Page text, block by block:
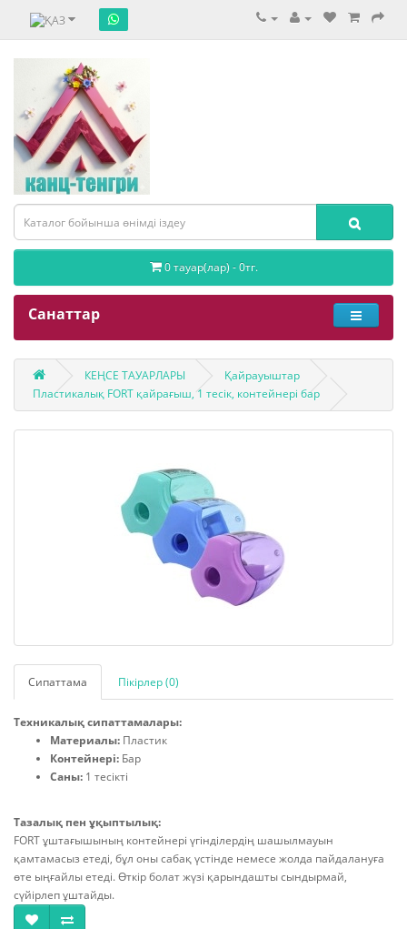
0 тауар(лар) - 0тг.
Санаттар
КЕҢСЕ ТАУАРЛАРЫ
Қайрауыштар
Пластикалық FORT қайрағыш, 1 тесік, контейнері бар
Сипаттама Пікірлер (0)
Техникалық сипаттамалары:
Материалы: Пластик
Контейнері: Бар
Саны: 1 тесікті
Тазалық пен ұқыптылық:
FORT ұштағышының контейнері үгінділердің шашылмауын
қамтамасыз етеді, бұл оны сабақ үстінде немесе жолда пайдалануға
өте ыңғайлы етеді. Өткір болат жүзі қарындашты сындырмай,
сүйірлеп ұштайды.